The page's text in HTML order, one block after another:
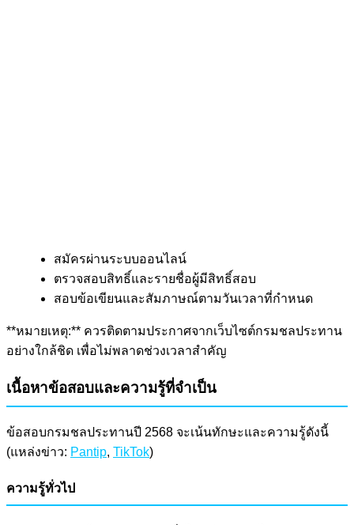
สมัครผ่านระบบออนไลน์
ตรวจสอบสิทธิ์และรายชื่อผู้มีสิทธิ์สอบ
สอบข้อเขียนและสัมภาษณ์ตามวันเวลาที่กำหนด
**หมายเหตุ:** ควรติดตามประกาศจากเว็บไซต์กรมชลประทาน
อย่างใกล้ชิด เพื่อไม่พลาดช่วงเวลาสำคัญ
เนื้อหาข้อสอบและความรู้ที่จำเป็น
ข้อสอบกรมชลประทานปี 2568 จะเน้นทักษะและความรู้ดังนี้
(แหล่งข่าว: Pantip, TikTok)
ความรู้ทั่วไป